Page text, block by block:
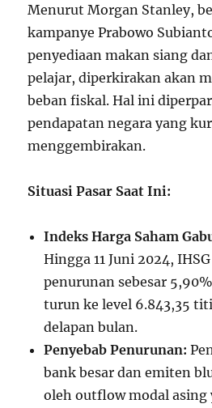
Menurut Morgan Stanley,
kampanye Prabowo
penyediaan makan siang
pelajar, diperkirakan akan
beban fiskal. Hal ini
pendapatan negara yang
menggembirakan.
Situasi Pasar Saat Ini:
Indeks Harga Saham
Hingga 11 Juni 2024,
penurunan sebesar
turun ke level 6.843,35
delapan bulan.
Penyebab Penurunan:
bank besar dan emiten
oleh outflow modal asing